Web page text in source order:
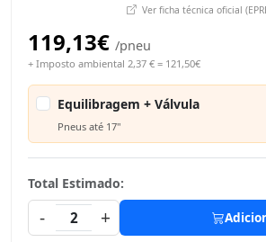
Ver ficha técnica oficial
119,13€ /pneu
+ Imposto ambiental 2,37 € = 121,50€
Equilibragem + Válvula
Pneus até 17"
Total Estimado:
-
2 +